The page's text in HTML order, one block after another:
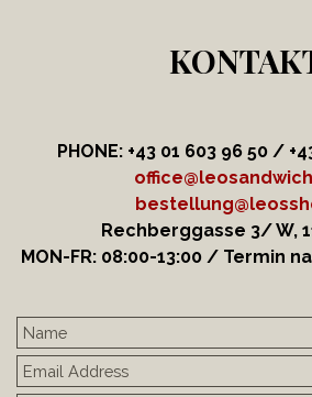
PHONE: +43 01 603 96 50 /
Rechberggasse 3/ W,
MON-FR: 08:00-13:00 / Termin